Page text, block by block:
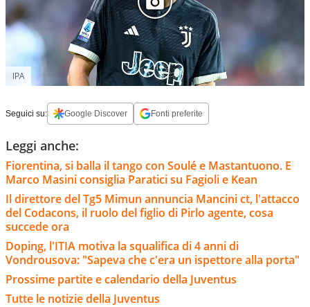
IPA
Seguici su: Google Discover Fonti preferite
Leggi anche:
Fiorentina, si balla il tango con Soulé e Mastantuono. E
Marco Masini consiglia Paratici su Fagioli e Kean
Il direttore del Tg5 Mimun annuncia Mancini ct, l'attacco
del Codacons, il ruolo del figlio di Pirlo agente, cosa
succede ora
Doping, l'ITIA motiva la squalifica di 4 anni di
Vondrousova: "Sapeva che c'era un ispettore alla porta"
Prossime partite e calendario della Juventus
Tutte le notizie della Juventus